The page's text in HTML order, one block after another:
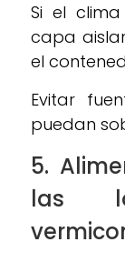
Si el
capa
el
Evitar
puedan
5.
las